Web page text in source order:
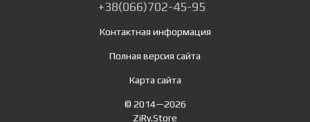
+38(066)702-45-95
Контактная информация
Полная версия сайта
Карта сайта
© 2014—2026
ZiRy.Store